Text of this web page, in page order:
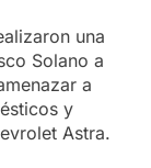
una
Solano a
a
y
Astra.